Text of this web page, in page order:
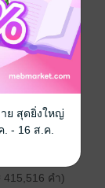
ดรามา
pdf, epub
415,516 คำ)
ย สุดยิ่งใหญ่
- 16 ส.ค.